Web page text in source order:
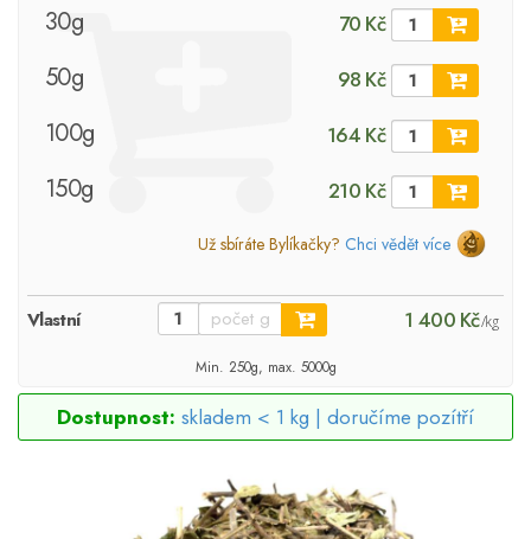
30g 70 Kč
50g 98 Kč
100g 164 Kč
150g 210 Kč
Už sbíráte Bylíkačky? Chci vědět více
Vlastní 1 400 Kč/kg
Min. 250g, max. 5000g
Dostupnost: skladem < 1 kg | doručíme pozítří